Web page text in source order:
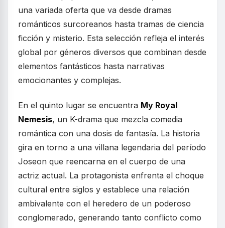
una variada oferta que va desde dramas
románticos surcoreanos hasta tramas de ciencia
ficción y misterio. Esta selección refleja el interés
global por géneros diversos que combinan desde
elementos fantásticos hasta narrativas
emocionantes y complejas.
En el quinto lugar se encuentra My Royal
Nemesis, un K-drama que mezcla comedia
romántica con una dosis de fantasía. La historia
gira en torno a una villana legendaria del período
Joseon que reencarna en el cuerpo de una
actriz actual. La protagonista enfrenta el choque
cultural entre siglos y establece una relación
ambivalente con el heredero de un poderoso
conglomerado, generando tanto conflicto como